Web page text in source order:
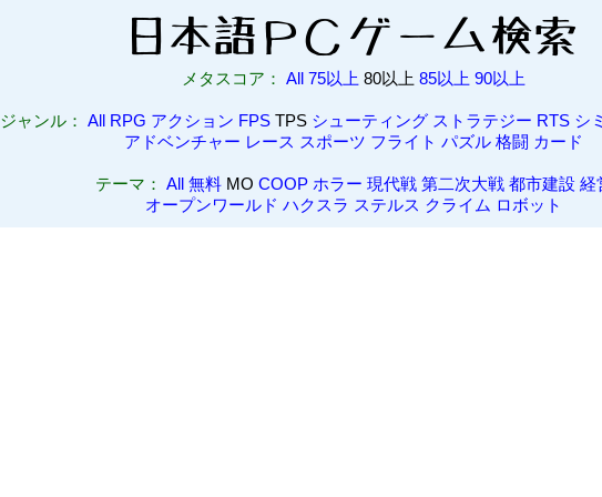
メタスコア： All 75以上 80以上 85以上 90以上
ジャンル： All RPG アクション FPS TPS シューティング ストラテジー RTS シ
アドベンチャー レース スポーツ フライト パズル 格闘 カード
テーマ： All 無料MO COOP ホラー 現代戦 第二次大戦 都市建設 経
オープンワールド ハクスラ ステルス クライム ロボット